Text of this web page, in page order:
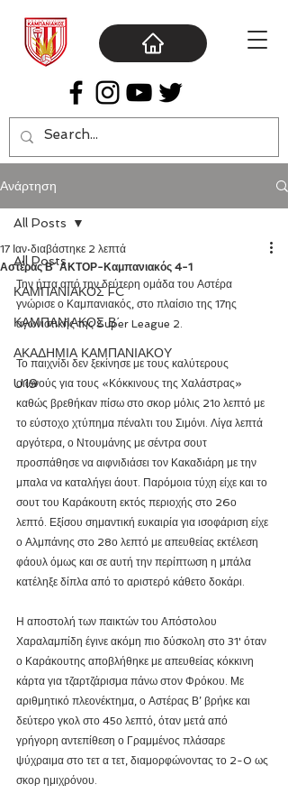
Ανάρτηση
All Posts
ΚΑΜΠΑΝΙΑΚΟΣ FC
ΚΑΜΠΑΝΙΑΚΟΣ Β΄
ΑΚΑΔΗΜΙΑ ΚΑΜΠΑΝΙΑΚΟΥ
U19
All Posts
Αστέρας Β´ ΑΚΤΟΡ-Καμπανιακός 4-1
17 Ιαν διαβάστηκε 2 λεπτά
Την ήττα από την δεύτερη ομάδα του Αστέρα
γνώρισε ο Καμπανιακός, στο πλαίσιο της 17ης
αγωνιστικής της Super League 2.
Το παιχνίδι δεν ξεκίνησε με τους καλύτερους
οιωνούς για τους «Κόκκινους της Χαλάστρας»
καθώς βρεθήκαν πίσω στο σκορ μόλις 21ο λεπτό με
το εύστοχο χτύπημα πέναλτι του Σιμόνι. Λίγα λεπτά
αργότερα, ο Ντουμάνης με σέντρα σουτ
προσπάθησε να αιφνιδιάσει τον Κακαδιάρη με την
μπαλα να καταλήγει άουτ. Παρόμοια τύχη είχε και το
σουτ του Καράκουτη εκτός περιοχής στο 26ο
λεπτό. Εξίσου σημαντική ευκαιρία για ισοφάριση είχε
ο Αλμπάνης στο 28ο λεπτό με απευθείας εκτέλεση
φάουλ όμως και σε αυτή την περίπτωση η μπάλα
κατέληξε δίπλα από το αριστερό κάθετο δοκάρι.
Η αποστολή των παικτών του Απόστολου
Χαραλαμπίδη έγινε ακόμη πιο δύσκολη στο 31' όταν
ο Καράκουτης αποβλήθηκε με απευθείας κόκκινη
κάρτα για τζαρτζάρισμα πάνω στον Φρόκου. Με
αριθμητικό πλεονέκτημα, ο Αστέρας Β’ βρήκε και
δεύτερο γκολ στο 45ο λεπτό, όταν μετά από
γρήγορη αντεπίθεση ο Γραμμένος πλάσαρε
ψύχραιμα στο τετ α τετ, διαμορφώνοντας το 2-0 ως
σκορ ημιχρόνου.